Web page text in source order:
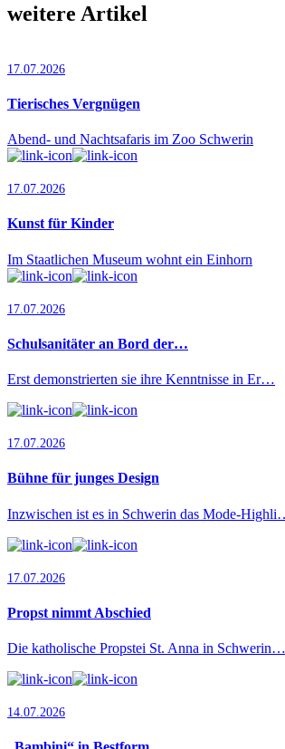
weitere Artikel
17.07.2026
Tierisches Vergnügen
Abend- und Nachtsafaris im Zoo Schwerin
17.07.2026
Kunst für Kinder
Im Staatlichen Museum wohnt ein Einhorn
17.07.2026
Schulsanitäter an Bord der…
Erst demonstrierten sie ihre Kenntnisse in Er…
17.07.2026
Bühne für junges Design
Inzwischen ist es in Schwerin das Mode-
17.07.2026
Propst nimmt Abschied
Die katholische Propstei St. Anna in Schwerin…
14.07.2026